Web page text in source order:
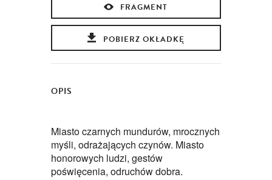
FRAGMENT
POBIERZ OKŁADKĘ
OPIS
Miasto czarnych mundurów, mrocznych
myśli, odrażających czynów. Miasto
honorowych ludzi, gestów
poświęcenia, odruchów dobra.